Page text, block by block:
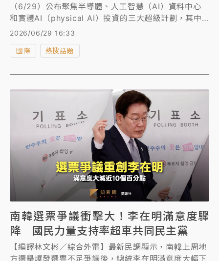
（6/29）公布聚焦半導體、人工智慧（AI）資料中心
和實體AI（physical AI）投資的三大超級計劃，其中
三星電子和SK海力士將投資800兆韓元（約16.51兆台
幣）建造半導體產業園區。同時，南韓也預計在5年內
把首爾都會區晶圓廠的DRAM產能翻倍。
2026/06/29 16:33
國際 熱搜話題
南韓選票爭議衝擊大！李在明滿意度驟
降 國民力量支持率超車共同民主黨
【編譯林文彬／綜合外電】最新民調顯示，南韓上周地
方選舉爆發選票不足爭議後，總統李在明滿意度大幅下